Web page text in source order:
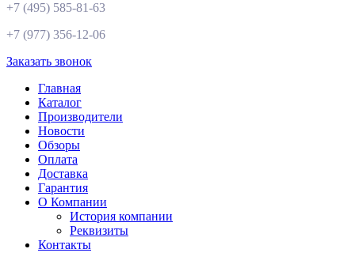
+7 (495) 585-81-63
+7 (977) 356-12-06
Заказать звонок
Главная
Каталог
Производители
Новости
Обзоры
Оплата
Доставка
Гарантия
О Компании
История компании
Реквизиты
Контакты